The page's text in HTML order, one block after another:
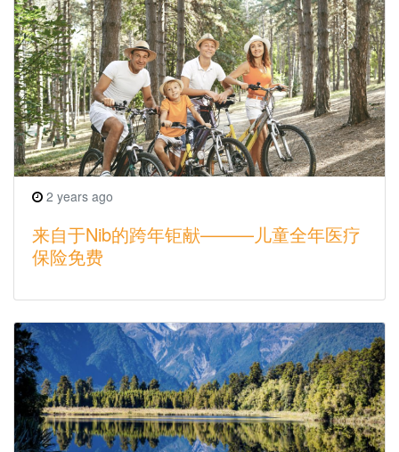
2 years ago
来自于Nib的跨年钜献———儿童全年医疗
保险免费